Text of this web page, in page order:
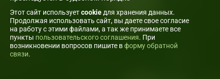
Этот сайт используетcookie для хранения данных.
Продолжая использовать сайт, вы даете свое согласие
на работу с этими файлами, а так же принимаете все
пункты пользовательского соглашения. При
возникновении вопросов пишите вформу обратной
связи.